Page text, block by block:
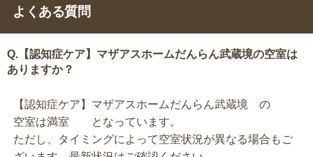
よくある質問
Q.【認知症ケア】マザアスホームだんらん武蔵境の空室は
ありますか？
【認知症ケア】マザアスホームだんらん武蔵境 の
空室は満室 となっています。
ただし、タイミングによって空室状況が異なる場合もご